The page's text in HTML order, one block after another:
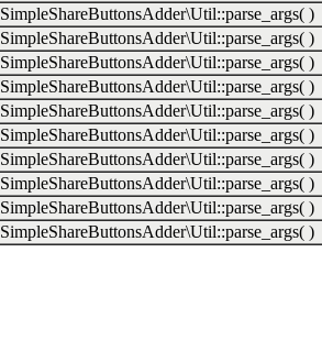
SimpleShareButtonsAdder\Util::parse_args( )
SimpleShareButtonsAdder\Util::parse_args( )
SimpleShareButtonsAdder\Util::parse_args( )
SimpleShareButtonsAdder\Util::parse_args( )
SimpleShareButtonsAdder\Util::parse_args( )
SimpleShareButtonsAdder\Util::parse_args( )
SimpleShareButtonsAdder\Util::parse_args( )
SimpleShareButtonsAdder\Util::parse_args( )
SimpleShareButtonsAdder\Util::parse_args( )
SimpleShareButtonsAdder\Util::parse_args( )